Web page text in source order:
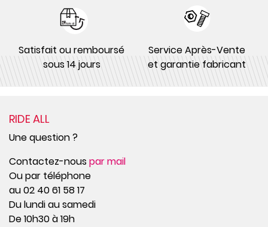
Satisfait ou remboursé
sous 14 jours
Service Après-Vente
et garantie fabricant
RIDE ALL
Une question ?
Contactez-nouspar mail
Ou par téléphone
au 02 40 61 58 17
Du lundi au samedi
De 10h30 à 19h